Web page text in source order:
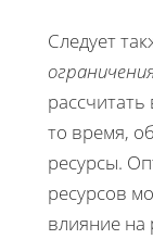
Следует
то время,
ресурсы.
ресурсов
влияние на